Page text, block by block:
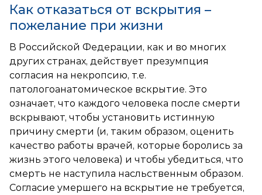
Как отказаться от вскрытия –
пожелание при жизни
В Российской Федерации, как и во многих
других странах, действует презумпция
согласия на некропсию, т.е.
патологоанатомическое вскрытие. Это
означает, что каждого человека после смерти
вскрывают, чтобы установить истинную
причину смерти (и, таким образом, оценить
качество работы врачей, которые боролись за
жизнь этого человека) и чтобы убедиться, что
смерть не наступила насльственным образом.
Согласие умершего на вскрытие не требуется,